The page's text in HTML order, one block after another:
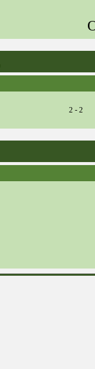
2 - 2